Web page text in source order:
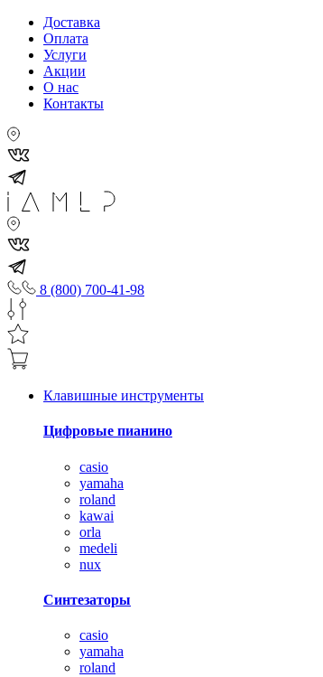
Доставка
Оплата
Услуги
Акции
О нас
Контакты
8 (800) 700-41-98
Клавишные инструменты
Цифровые пианино
casio
yamaha
roland
kawai
orla
medeli
nux
Синтезаторы
casio
yamaha
roland